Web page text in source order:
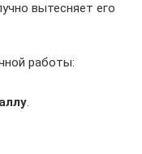
вытесняет его
работы: